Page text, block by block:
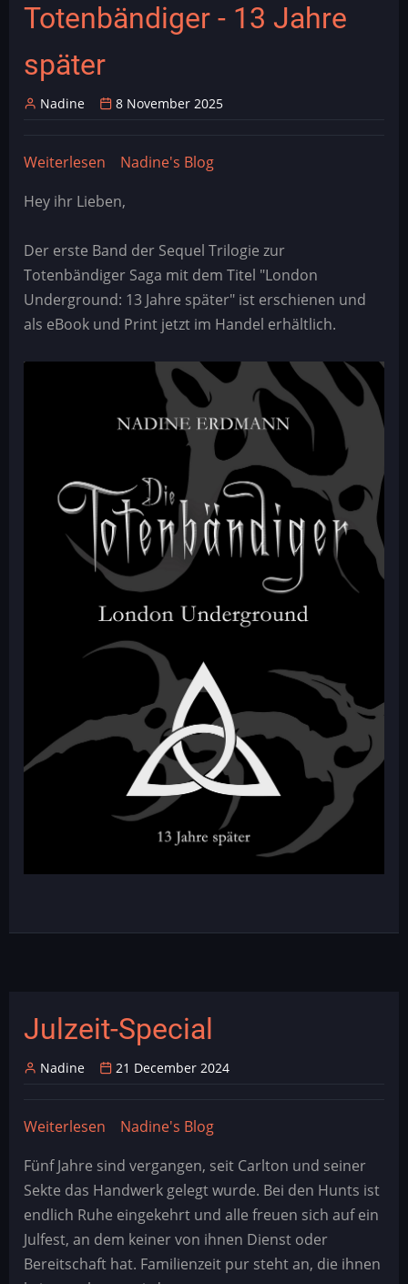
Totenbändiger - 13 Jahre
später
Nadine 8 November 2025
Weiterlesen über
-
Jahre
später
Nadine's Blog
Hey ihr Lieben,
Der erste Band der Sequel Trilogie zur
Totenbändiger Saga mit dem Titel "London
Underground: 13 Jahre später" ist erschienen und
als eBook und Print jetzt im Handel erhältlich.
Julzeit-Special
Nadine 21 December 2024
Weiterlesen über
Special
Nadine's Blog
Fünf Jahre sind vergangen, seit Carlton und seiner
Sekte das Handwerk gelegt wurde. Bei den Hunts ist
endlich Ruhe eingekehrt und alle freuen sich auf ein
Julfest, an dem keiner von ihnen Dienst oder
Bereitschaft hat. Familienzeit pur steht an, die ihnen